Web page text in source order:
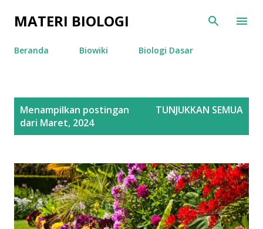
Langsung ke konten utama
MATERI BIOLOGI
Beranda Biowiki Biologi Dasar
Menampilkan postingan
dari Maret, 2024
TUNJUKKAN SEMUA